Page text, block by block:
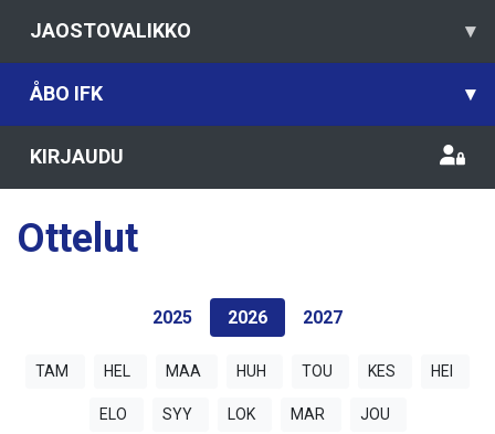
JAOSTOVALIKKO ▾
ÅBO IFK ▾
KIRJAUDU
Ottelut
2025 2026 2027
TAM HEL MAA HUH TOU KES HEI
ELO SYY LOK MAR JOU